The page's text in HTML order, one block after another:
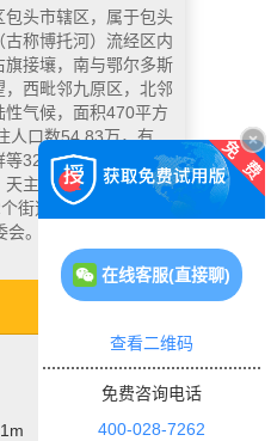
头市辖区，属于包头
称博托河）流经区内
接壤，南与鄂尔多斯
西毗邻九原区，北邻
气候，面积470平方
人口数54.83万，有
32个民族，有佛
主教、基督教5个宗
街道办事处。有49个
会。
在线客服(直接聊)
查看二维码
免费咨询电话
400-028-7262